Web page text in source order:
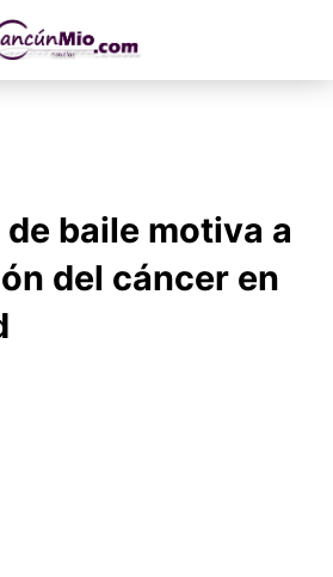
baile motiva a
del cáncer en